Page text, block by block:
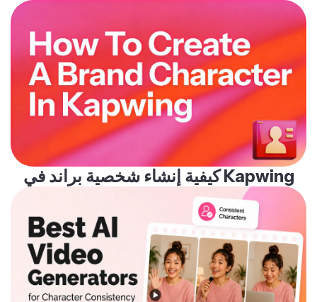
كيفية إنشاء شخصية براند في Kapwing